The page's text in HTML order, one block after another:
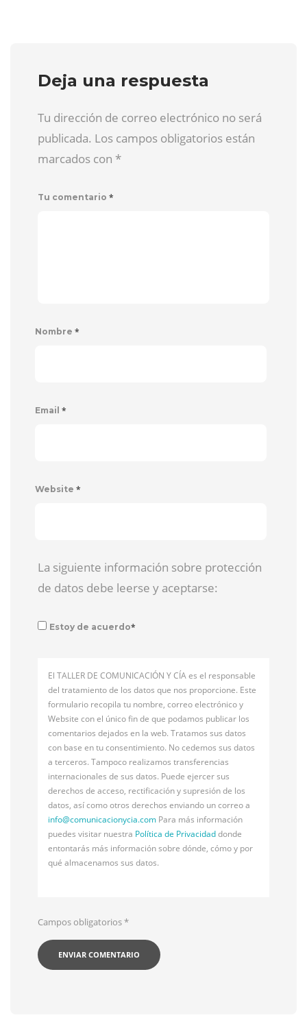
Deja una respuesta
Tu dirección de correo electrónico no será
publicada. Los campos obligatorios están
marcados con *
Tu comentario *
Nombre *
Email *
Website *
La siguiente información sobre protección
de datos debe leerse y aceptarse:
Estoy de acuerdo*
El TALLER DE COMUNICACIÓN Y CÍA es el responsable
del tratamiento de los datos que nos proporcione. Este
formulario recopila tu nombre, correo electrónico y
Website con el único fin de que podamos publicar los
comentarios dejados en la web. Tratamos sus datos
con base en tu consentimiento. No cedemos sus datos
a terceros. Tampoco realizamos transferencias
internacionales de sus datos. Puede ejercer sus
derechos de acceso, rectificación y supresión de los
datos, así como otros derechos enviando un correo a
info@comunicacionycia.com Para más información
puedes visitar nuestra Política de Privacidaddonde
entontarás más información sobre dónde, cómo y por
qué almacenamos sus datos.
Campos obligatorios*